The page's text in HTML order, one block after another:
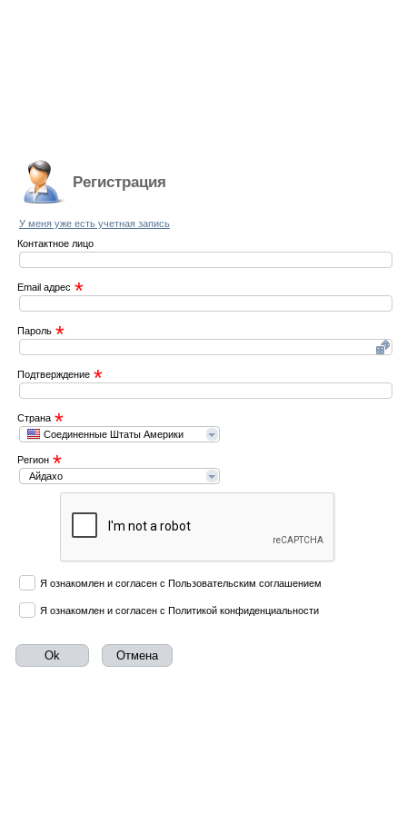
Регистрация
У меня уже есть учетная запись
Контактное лицо
Email адрес *
Пароль *
Подтверждение *
Страна *
Соединенные Штаты Америки
Регион *
Айдахо
Я ознакомлен и согласен с Пользовательским соглашением
Я ознакомлен и согласен с Политикой конфиденциальности